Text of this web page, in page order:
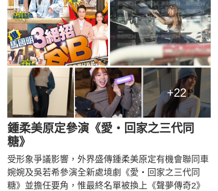
+22
鍾柔美原定參演《愛‧回家之三代同
糖》
受形象爭議影響，外界盛傳鍾柔美原定有機會聯同車
婉婉及吳若希參演全新處境劇《愛‧回家之三代同
糖》並擔任要角，惟最終名單被換上《聲夢傳奇2》